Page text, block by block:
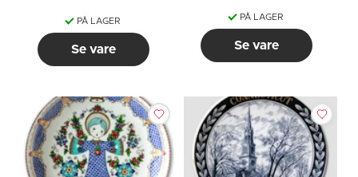
PÅ LAGER
Se vare
PÅ LAGER
Se vare